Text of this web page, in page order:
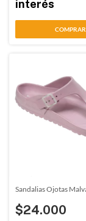
interés
COMPRAR
Sandalias Ojotas
$24.000